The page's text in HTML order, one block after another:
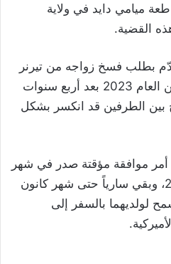
ميامي دايد في ولاية
القضية.
بطلب فسخ زواجه من تيرنر
في ميامي في شهر أيلول من العام 2023 بعد أربع سنوات
بين الطرفين قد انكسر بشكل
أمر موافقة مؤقتة صدر في شهر
تشرين الأول من العام 2023، وبقي سارياً حتى شهر كانون
العام 2024، سيسمح لولديهما بالسفر إلى